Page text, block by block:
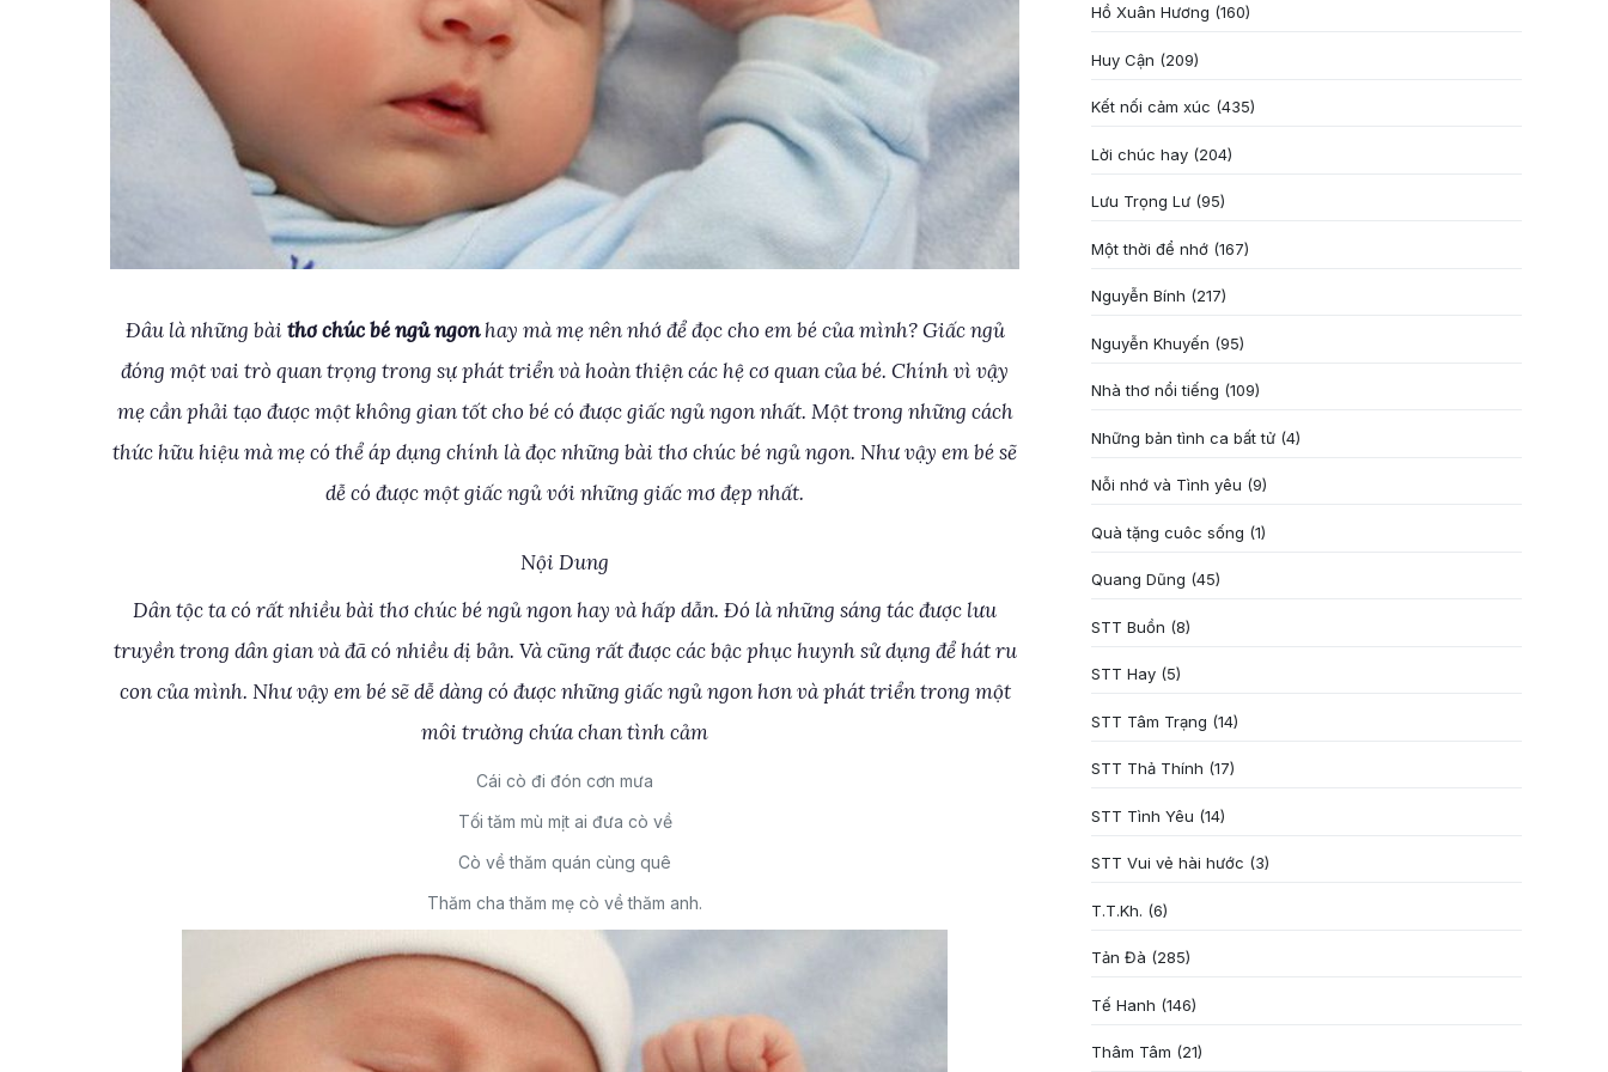
Đâu là những bài thơ chúc bé ngủ ngonhay mà mẹ nên nhớ để đọc cho em bé của mình? Giấc ngủ
đóng một vai trò quan trọng trong sự phát triển và hoàn thiện các hệ cơ quan của bé. Chính vì vậy
mẹ cần phải tạo được một không gian tốt cho bé có được giấc ngủ ngon nhất. Một trong những cách
thức hữu hiệu mà mẹ có thể áp dụng chính là đọc những bài thơ chúc bé ngủ ngon. Như vậy em bé sẽ
dễ có được một giấc ngủ với những giấc mơ đẹp nhất.
Nội Dung
Dân tộc ta có rất nhiều bài thơ chúc bé ngủ ngon hay và hấp dẫn. Đó là những sáng tác được lưu
truyền trong dân gian và đã có nhiều dị bản. Và cũng rất được các bậc phục huynh sử dụng để hát ru
con của mình. Như vậy em bé sẽ dễ dàng có được những giấc ngủ ngon hơn và phát triển trong một
môi trường chứa chan tình cảm
Cái cò đi đón cơn mưa
Tối tăm mù mịt ai đưa cò về
Cò về thăm quán cùng quê
Thăm cha thăm mẹ cò về thăm anh.
Hồ Xuân Hương (160)
Huy Cận (209)
Kết nối cảm xúc (435)
Lời chúc hay (204)
Lưu Trọng Lư (95)
Một thời để nhớ (167)
Nguyễn Bính (217)
Nguyễn Khuyến (95)
Nhà thơ nổi tiếng (109)
Những bản tình ca bất tử (4)
Nỗi nhớ và Tình yêu (9)
Quà tặng cuôc sống (1)
Quang Dũng (45)
STT Buồn (8)
STT Hay (5)
STT Tâm Trạng (14)
STT Thả Thính (17)
STT Tình Yêu (14)
STT Vui vẻ hài hước (3)
T.T.Kh. (6)
Tản Đà (285)
Tế Hanh (146)
Thâm Tâm (21)